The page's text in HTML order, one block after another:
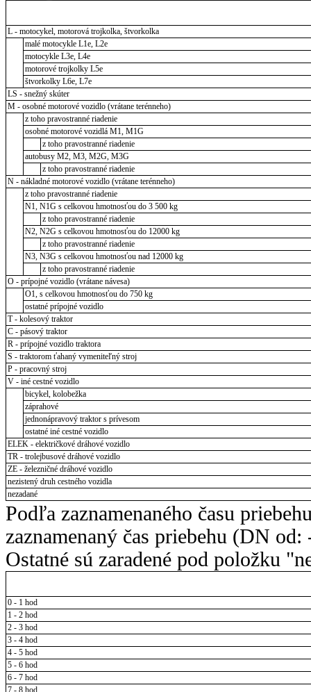
L - motocykel, motorová trojkolka, štvorkolka
malé motocykle L1e, L2e
motocykle L3e, L4e
motorové trojkolky L5e
štvorkolky L6e, L7e
LS - snežný skúter
M - osobné motorové vozidlo (vrátane terénneho)
z toho pravostranné riadenie
osobné motorové vozidlá M1, M1G
z toho pravostranné riadenie
autobusy M2, M3, M2G, M3G
z toho pravostranné riadenie
N - nákladné motorové vozidlo (vrátane terénneho)
z toho pravostranné riadenie
N1, N1G s celkovou hmotnosťou do 3 500 kg
z toho pravostranné riadenie
N2, N2G s celkovou hmotnosťou do 12000 kg
z toho pravostranné riadenie
N3, N3G s celkovou hmotnosťou nad 12000 kg
z toho pravostranné riadenie
O - prípojné vozidlo (vrátane návesa)
O1, s celkovou hmotnosťou do 750 kg
ostatné prípojné vozidlo
T - kolesový traktor
C - pásový traktor
R - prípojné vozidlo traktora
S - traktorom ťahaný vymeniteľný stroj
P - pracovný stroj
V - iné cestné vozidlo
bicykel, kolobežka
záprahové
jednonápravový traktor s prívesom
ostatné iné cestné vozidlo
ELEK - električkové dráhové vozidlo
TR - trolejbusové dráhové vozidlo
ZE - železničné dráhové vozidlo
nezistený druh cestného vozidla
nezadané
Podľa zaznamenaného času
zaznamenaný čas priebehu (DN
Ostatné sú zaradené pod položku
0 - 1 hod
1 - 2 hod
2 - 3 hod
3 - 4 hod
4 - 5 hod
5 - 6 hod
6 - 7 hod
7 - 8 hod